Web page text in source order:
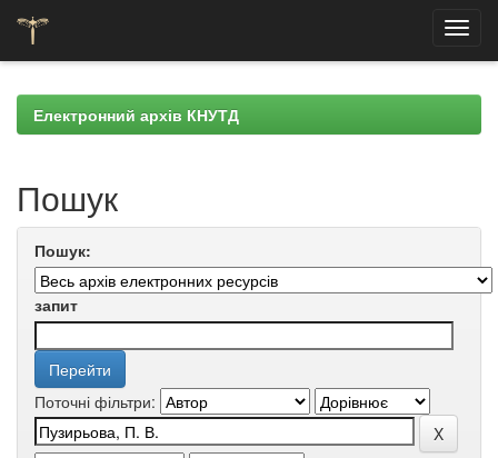
navigationЕлектронний архів КНУТД
Пошук
Пошук:
запит
Поточні фільтри: